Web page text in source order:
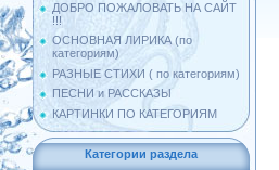
ДОБРО ПОЖАЛОВАТЬ НА САЙТ
!!!
ОСНОВНАЯ ЛИРИКА (по
категориям)
РАЗНЫЕ СТИХИ ( по категориям)
ПЕСНИ и РАССКАЗЫ
КАРТИНКИ ПО КАТЕГОРИЯМ
Категории раздела